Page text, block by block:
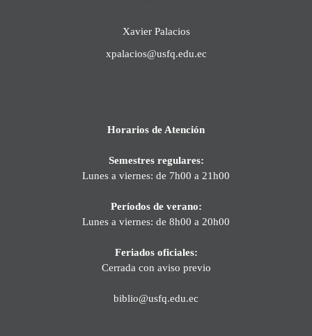
Xavier Palacios
xpalacios@usfq.edu.ec
Horarios de Atención
Semestres regulares:
Lunes a viernes: de 7h00 a 21h00
Períodos de verano:
Lunes a viernes: de 8h00 a 20h00
Feriados oficiales:
Cerrada con aviso previo
biblio@usfq.edu.ec